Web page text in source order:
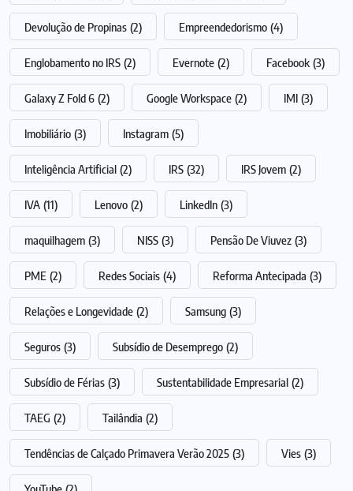
Devolução de Propinas (2) Empreendedorismo (4)
Englobamento no IRS (2) Evernote (2) Facebook (3)
Galaxy Z Fold 6 (2) Google Workspace (2) IMI (3)
Imobiliário (3) Instagram (5)
Inteligência Artificial (2) IRS (32) IRS Jovem (2)
IVA (11) Lenovo (2) LinkedIn (3)
maquilhagem (3) NISS (3) Pensão De Viuvez (3)
PME (2) Redes Sociais (4) Reforma Antecipada (3)
Relações e Longevidade (2) Samsung (3)
Seguros (3) Subsídio de Desemprego (2)
Subsídio de Férias (3) Sustentabilidade Empresarial (2)
TAEG (2) Tailândia (2)
Tendências de Calçado Primavera Verão 2025 (3) Vies (3)